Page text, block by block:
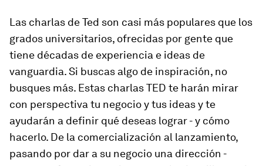
Las charlas de Ted son casi más populares que los
grados universitarios, ofrecidas por gente que
tiene décadas de experiencia e ideas de
vanguardia. Si buscas algo de inspiración, no
busques más. Estas charlas TED te harán mirar
con perspectiva tu negocio y tus ideas y te
ayudarán a definir qué deseas lograr - y cómo
hacerlo. De la comercialización al lanzamiento,
pasando por dar a su negocio una dirección -